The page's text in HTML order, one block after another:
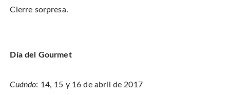
Cierre sorpresa.
Día del Gourmet
Cuándo: 14, 15 y 16 de abril de 2017